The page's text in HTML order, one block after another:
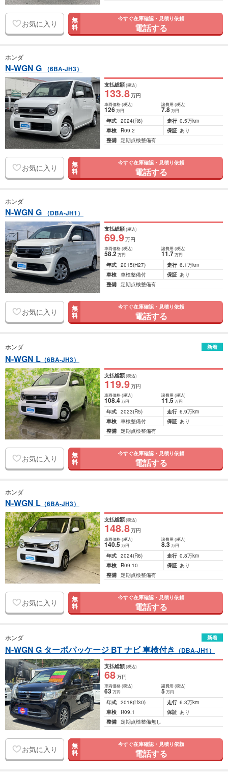
お気に入り 無
料
今すぐ在庫確認・見積り依頼
電話する
ホンダ
N-WGN G （6BA-JH3）
支払総額(税込)
133.8万円
車両価格(税込)
126万円
諸費用 (税込)
7.8 万円
年式 2024(R6) 走行 0.5万km
車検
R09.2 保証 あり
整備 定期点検整備有
お気に入り 無
料
今すぐ在庫確認・見積り依頼
電話する
ホンダ
N-WGN G （DBA-JH1）
支払総額(税込)
69.9万円
車両価格(税込)
58.2万円
諸費用 (税込)
11.7 万円
年式 2015(H27) 走行 6.1万km
車検 車検整備付 保証 あり
整備 定期点検整備有
お気に入り 無
料
今すぐ在庫確認・見積り依頼
電話する
ホンダ 新着
N-WGN L （6BA-JH3）
支払総額(税込)
119.9万円
車両価格(税込)
108.4万円
諸費用 (税込)
11.5 万円
年式 2023(R5) 走行 6.9万km
車検 車検整備付 保証 あり
整備 定期点検整備有
お気に入り 無
料
今すぐ在庫確認・見積り依頼
電話する
ホンダ
N-WGN L （6BA-JH3）
支払総額(税込)
148.8万円
車両価格(税込)
140.5万円
諸費用 (税込)
8.3 万円
年式 2024(R6) 走行 0.8万km
車検
R09.10 保証 あり
整備 定期点検整備有
お気に入り 無
料
今すぐ在庫確認・見積り依頼
電話する
ホンダ 新着
N-WGN G ターボパッケージ BT ナビ 車検付き （DBA-JH1）
支払総額(税込)
68万円
車両価格(税込)
63万円
諸費用 (税込)
5 万円
年式 2018(H30) 走行 6.3万km
車検
R09.1 保証 あり
整備 定期点検整備無し
お気に入り 無
料
今すぐ在庫確認・見積り依頼
電話する